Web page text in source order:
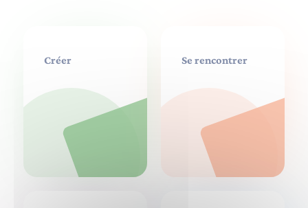
Créer Se rencontrer